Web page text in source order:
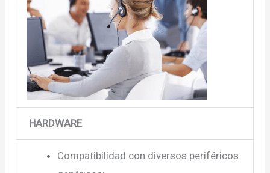
HARDWARE
Compatibilidad con diversos periféricos